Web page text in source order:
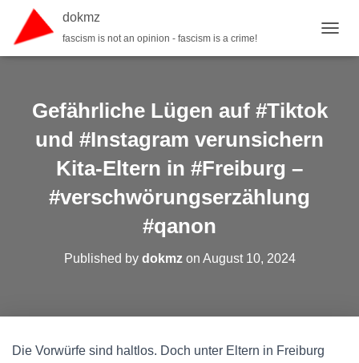
dokmz
fascism is not an opinion - fascism is a crime!
Gefährliche Lügen auf #Tiktok
und #Instagram verunsichern
Kita-Eltern in #Freiburg –
#verschwörungserzählung
#qanon
Published by dokmzon August 10, 2024
Die Vorwürfe sind haltlos. Doch unter Eltern in Freiburg